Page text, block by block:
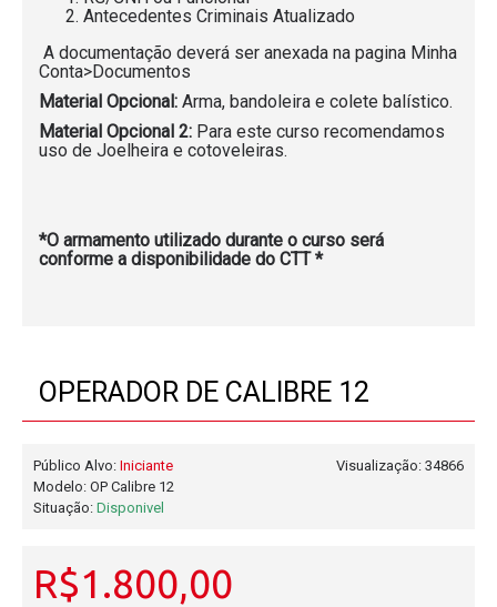
Antecedentes Criminais Atualizado
A documentação deverá ser anexada na pagina Minha
Conta>Documentos
Material Opcional: Arma, bandoleira e colete balístico.
Material Opcional 2: Para este curso recomendamos
uso de Joelheira e cotoveleiras.
*O armamento utilizado durante o curso será
conforme a disponibilidade do CTT *
OPERADOR DE CALIBRE 12
Visualização: 34866
Público Alvo: Iniciante
Modelo: OP Calibre 12
Situação: Disponivel
R$1.800,00